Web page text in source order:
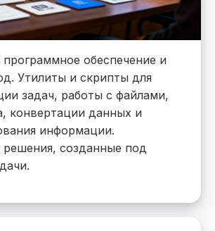
обеспечение и
Утилиты и скрипты для
задач, работы с файлами,
конвертации данных и
информации.
созданные под